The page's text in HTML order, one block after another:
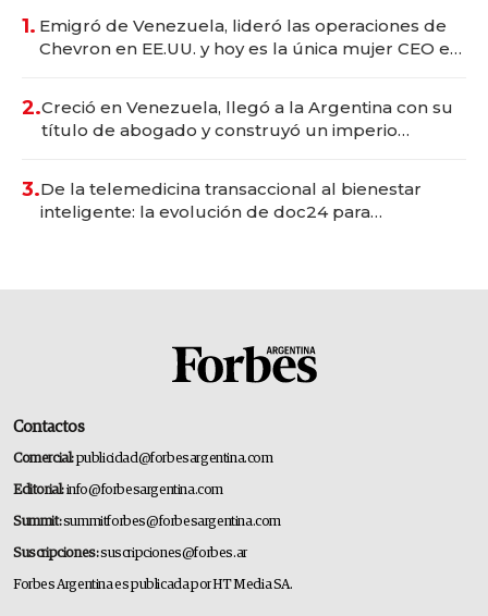
1. Emigró de Venezuela, lideró las operaciones de
Chevron en EE.UU. y hoy es la única mujer CEO en
2.Creció en Venezuela, llegó a la Argentina con su
título de abogado y construyó un imperio
3.De la telemedicina transaccional al bienestar
inteligente: la evolución de doc24 para
Contactos
Comercial:publicidad@forbesargentina.com
Editorial:info@forbesargentina.com
Summit:summitforbes@forbesargentina.com
Suscripciones:suscripciones@forbes.ar
Forbes Argentina es publicada por HT Media SA.